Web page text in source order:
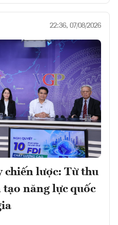
22:36, 07/08/2026
chiến lược: Từ thu
năng lực quốc